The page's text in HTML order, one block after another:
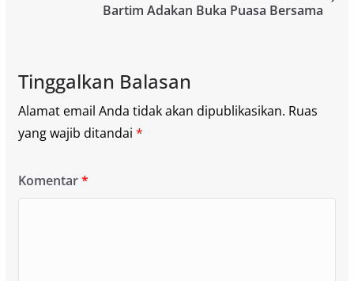
Bartim Adakan Buka Puasa Bersama
Tinggalkan Balasan
Alamat email Anda tidak akan dipublikasikan. Ruas
yang wajib ditandai *
Komentar*